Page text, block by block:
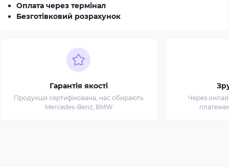
Оплата через термінал
Безготівковий розрахунок
Гарантія якості
Продукція сертифікована, нас обирають
Mercedes-Benz, BMW
Через